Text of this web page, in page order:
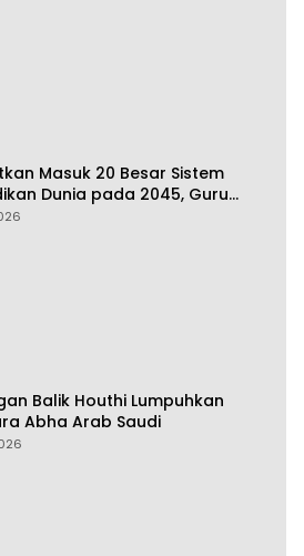
Masuk 20 Besar Sistem
Dunia pada 2045, Guru
hingga 100 Persen
Balik Houthi Lumpuhkan
Abha Arab Saudi